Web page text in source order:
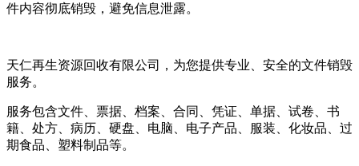
件内容彻底销毁，避免信息泄露。
天仁再生资源回收有限公司，为您提供专业、安全的文件销毁
服务。
服务包含文件、票据、档案、合同、凭证、单据、试卷、书
籍、处方、病历、硬盘、电脑、电子产品、服装、化妆品、过
期食品、塑料制品等。